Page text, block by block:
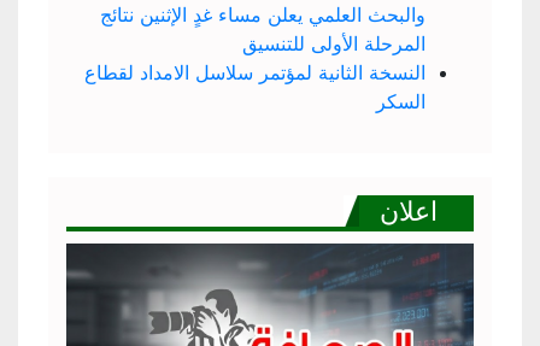
والبحث العلمي يعلن مساء غدٍ الإثنين نتائج
المرحلة الأولى للتنسيق
النسخة الثانية لمؤتمر سلاسل الامداد لقطاع
السكر
اعلان